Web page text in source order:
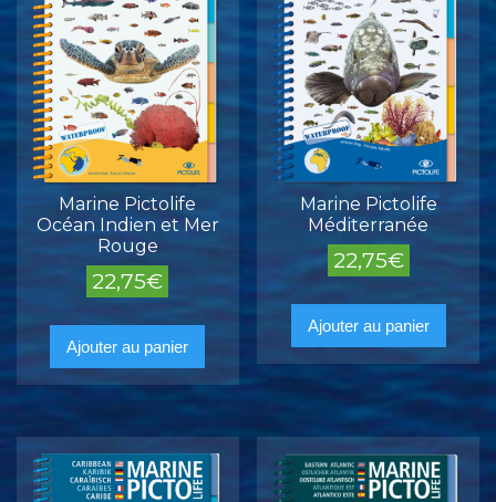
Marine Pictolife
Océan Indien et Mer
Rouge
22,75€
Ajouter au panier
Marine Pictolife
Méditerranée
22,75€
Ajouter au panier